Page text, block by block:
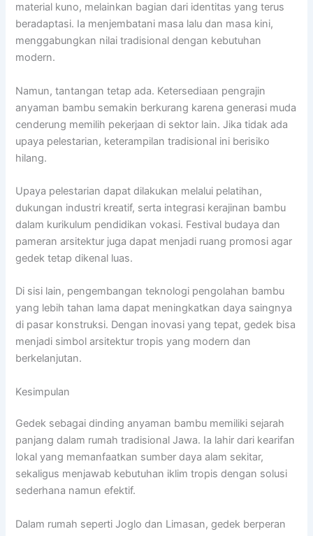
material kuno, melainkan bagian dari identitas yang terus
beradaptasi. Ia menjembatani masa lalu dan masa kini,
menggabungkan nilai tradisional dengan kebutuhan
modern.
Namun, tantangan tetap ada. Ketersediaan pengrajin
anyaman bambu semakin berkurang karena generasi muda
cenderung memilih pekerjaan di sektor lain. Jika tidak ada
upaya pelestarian, keterampilan tradisional ini berisiko
hilang.
Upaya pelestarian dapat dilakukan melalui pelatihan,
dukungan industri kreatif, serta integrasi kerajinan bambu
dalam kurikulum pendidikan vokasi. Festival budaya dan
pameran arsitektur juga dapat menjadi ruang promosi agar
gedek tetap dikenal luas.
Di sisi lain, pengembangan teknologi pengolahan bambu
yang lebih tahan lama dapat meningkatkan daya saingnya
di pasar konstruksi. Dengan inovasi yang tepat, gedek bisa
menjadi simbol arsitektur tropis yang modern dan
berkelanjutan.
Kesimpulan
Gedek sebagai dinding anyaman bambu memiliki sejarah
panjang dalam rumah tradisional Jawa. Ia lahir dari kearifan
lokal yang memanfaatkan sumber daya alam sekitar,
sekaligus menjawab kebutuhan iklim tropis dengan solusi
sederhana namun efektif.
Dalam rumah seperti Joglo dan Limasan, gedek berperan